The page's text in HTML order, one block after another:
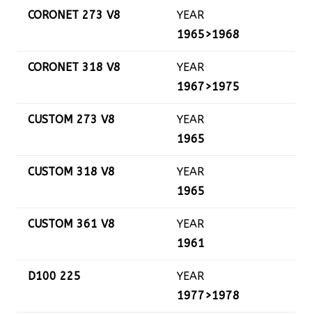
CORONET 273 V8
YEAR
1965>1968
CORONET 318 V8
YEAR
1967>1975
CUSTOM 273 V8
YEAR
1965
CUSTOM 318 V8
YEAR
1965
CUSTOM 361 V8
YEAR
1961
D100 225
YEAR
1977>1978